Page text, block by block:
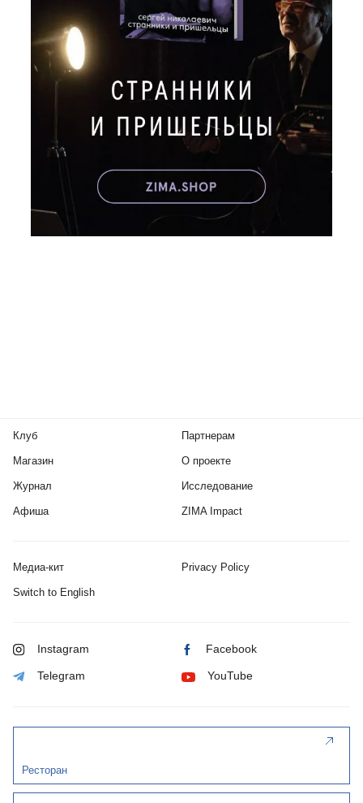
Клуб
Магазин
Журнал
Афиша
Партнерам
О проекте
Исследование
ZIMA Impact
Медиа-кит Privacy Policy
Switch to English
Instagram Facebook
Telegram YouTube
Ресторан